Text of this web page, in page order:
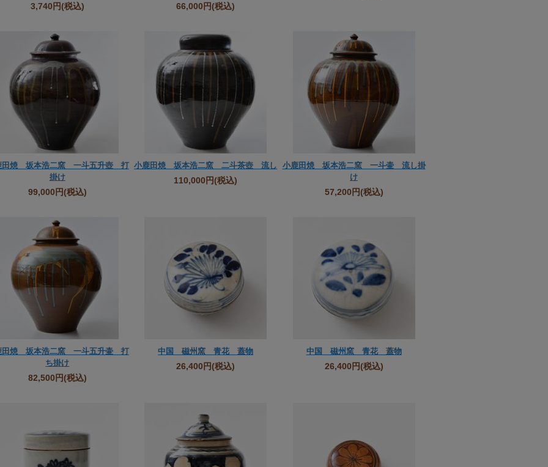
3,740円(税込) 66,000円(税込)
田焼 坂本浩二窯 一斗五升壺 打
掛け
99,000円(税込)
小鹿田焼 坂本浩二窯 二斗茶壺 流し
110,000円(税込)
小鹿田焼 坂本浩二窯 一斗壷 流し掛
け
57,200円(税込)
田焼 坂本浩二窯 一斗五升壷 打
ち掛け
82,500円(税込)
中国 磁州窯 青花 蓋物
26,400円(税込)
中国 磁州窯 青花 蓋物
26,400円(税込)